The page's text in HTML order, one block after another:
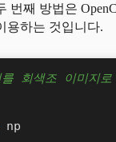
번째 방법은
용하는 것입니다.
를 회색조 이미
np